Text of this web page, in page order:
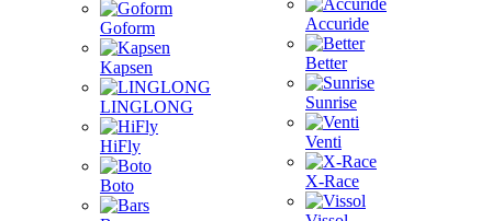
Goform
Kapsen
LINGLONG
HiFly
Boto
Accuride
Better
Sunrise
Venti
X-Race